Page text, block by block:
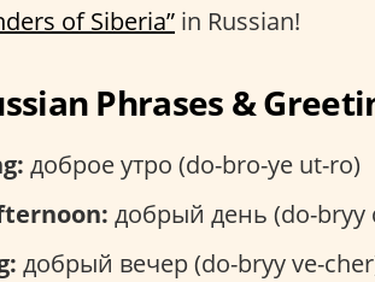
of Siberia” in Russian!
Phrases &
доброе утро (do-bro-ye ut-ro)
добрый день (do-bryy
добрый вечер (do-bryy ve-